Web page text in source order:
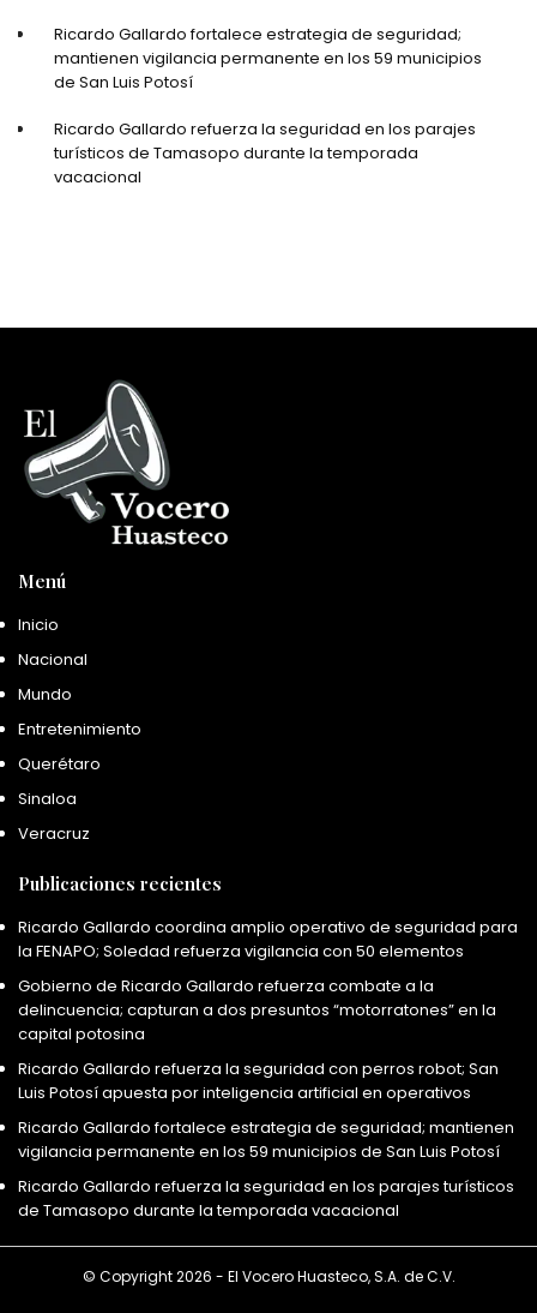
Ricardo Gallardo fortalece estrategia de seguridad;
mantienen vigilancia permanente en los 59 municipios
de San Luis Potosí
Ricardo Gallardo refuerza la seguridad en los parajes
turísticos de Tamasopo durante la temporada
vacacional
Menú
Inicio
Nacional
Mundo
Entretenimiento
Querétaro
Sinaloa
Veracruz
Publicaciones recientes
Ricardo Gallardo coordina amplio operativo de seguridad para
la FENAPO; Soledad refuerza vigilancia con 50 elementos
Gobierno de Ricardo Gallardo refuerza combate a la
delincuencia; capturan a dos presuntos “motorratones” en la
capital potosina
Ricardo Gallardo refuerza la seguridad con perros robot; San
Luis Potosí apuesta por inteligencia artificial en operativos
Ricardo Gallardo fortalece estrategia de seguridad; mantienen
vigilancia permanente en los 59 municipios de San Luis Potosí
Ricardo Gallardo refuerza la seguridad en los parajes turísticos
de Tamasopo durante la temporada vacacional
© Copyright 2026 - El Vocero Huasteco, S.A. de C.V.